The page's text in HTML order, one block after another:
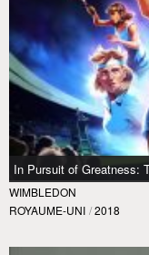
In Pursuit of Greatness:
WIMBLEDON
ROYAUME-UNI / 2018